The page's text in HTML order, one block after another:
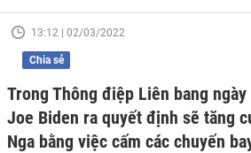
13:12 | 02/03/2022
Chia sẻ
Trong Thông điệp Liên bang
Joe Biden ra quyết định sẽ tăng
Nga bằng việc cấm các chuyến